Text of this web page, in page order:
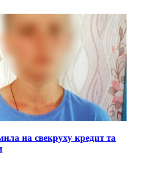
на свекруху кредит та